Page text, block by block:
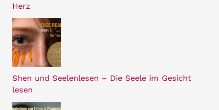
Herz
Shen und Seelenlesen – Die Seele im Gesicht
lesen